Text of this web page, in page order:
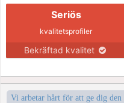
Seriös
kvalitetsprofiler
Bekräftad kvalitet
Vi arbetar hårt för att ge dig den